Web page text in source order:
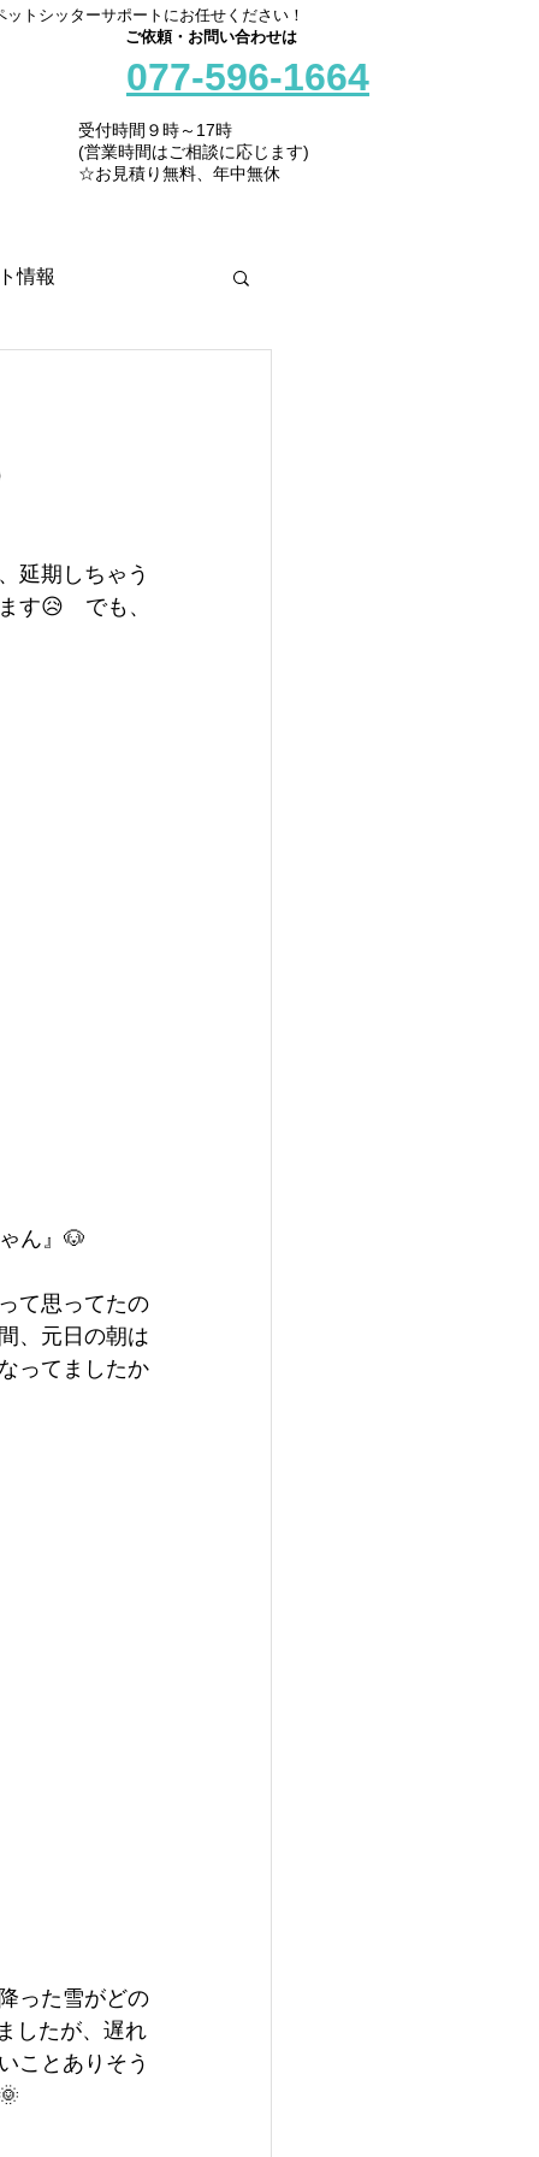
トシッターサポートにお任せください！
ご依頼・お問い合わせは
077-596-1664
受付時間９時～17時
(営業時間はご相談に応じます)
☆お見積り無料、年中無休
情報
延期しちゃう
す😥　でも、
ん』🐶
て思ってたの
、元日の朝は
ってましたか
った雪がどの
したが、遅れ
ことありそう